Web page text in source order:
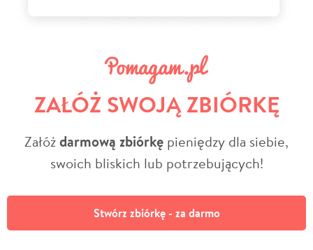
ZAŁÓŻ SWOJĄ ZBIÓRKĘ
Załóżdarmową zbiórkę pieniędzy dla siebie,
swoich bliskich lub potrzebujących!
Stwórz zbiórkę - za darmo